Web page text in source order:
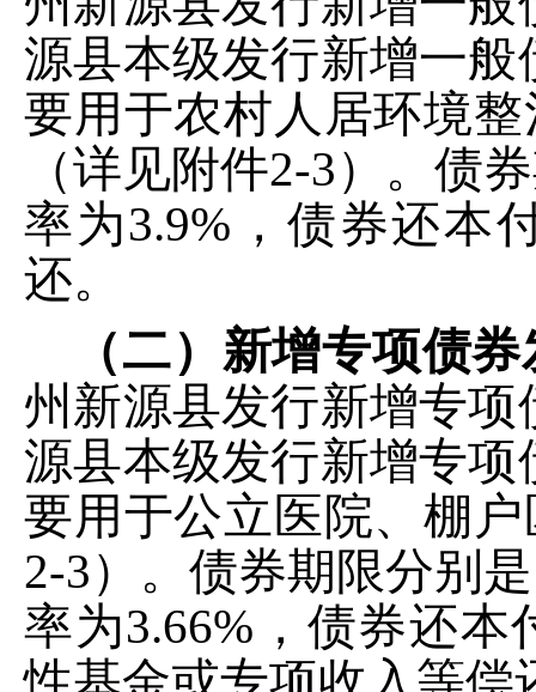
源县本级发行新增一般
要用于农村人居环境
（详见附件2-3）。债
率为3.9% ，债券还本
还。
（二）新增专项债
州新源县发行新增专项
源县本级发行新增专项
要用于公立医院、棚
2-3）。 债券期限分别是
率为3.66% ，债券还本